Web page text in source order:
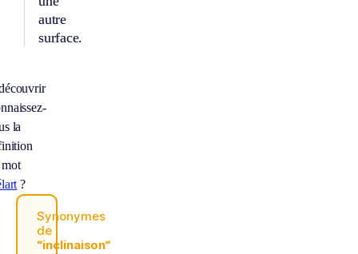
autre
surface.
la
?
Synonymes
de
“inclinaison“